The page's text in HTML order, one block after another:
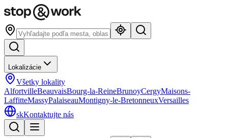
Lokalizácie
Všetky lokality
AlfortvilleBeauvaisBourg-la-ReineBrunoyCergyMaisons-
LaffitteMassyPalaiseauMontigny-le-BretonneuxVersailles
skKontaktujte nás